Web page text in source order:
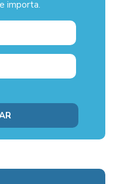
importa.